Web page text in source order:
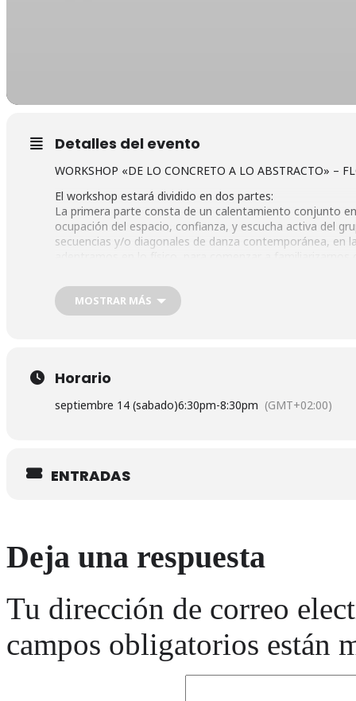
Detalles del evento
WORKSHOP «DE LO CONCRETO A LO ABSTRACTO» –
El workshop estará dividido en dos partes:
La primera parte consta de un calentamiento conjunto
ocupación del espacio, confianza, y escucha activa del
secuencias y/o diagonales de danza contemporánea,
En la segunda parte, trabajaremos la improvisación
como base las secuencias ya trabajadas en la primera
¿DÓNDE?
Espacio La Pradera, Madrid
Paseo del Quince de Mayo, 24
25€
MOSTRAR MÁS
Horario
septiembre 14 (sabado)6:30pm-8:30pm (GMT+02:00)
ENTRADAS
Deja una respuesta
Tu dirección de correo
campos obligatorios están